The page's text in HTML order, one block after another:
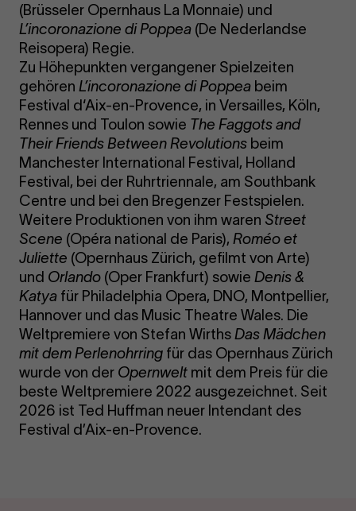
(Brüsseler Opernhaus La Monnaie) und
L’incoronazione di Poppea (De Nederlandse
Reisopera) Regie.
Zu Höhepunkten vergangener Spielzeiten
gehören L’incoronazione di Poppea beim
Festival d‘Aix-en-Provence, in Versailles, Köln,
Rennes und Toulon sowie The Faggots and
Their Friends Between Revolutions beim
Manchester International Festival, Holland
Festival, bei der Ruhrtriennale, am Southbank
Centre und bei den Bregenzer Festspielen.
Weitere Produktionen von ihm waren Street
Scene (Opéra national de Paris), Roméo et
Juliette (Opernhaus Zürich, gefilmt von Arte)
und Orlando (Oper Frankfurt) sowie Denis &
Katya für Philadelphia Opera, DNO, Montpellier,
Hannover und das Music Theatre Wales. Die
Weltpremiere von Stefan Wirths Das Mädchen
mit dem Perlenohrring für das Opernhaus Zürich
wurde von der Opernwelt mit dem Preis für die
beste Weltpremiere 2022 ausgezeichnet. Seit
2026 ist Ted Huffman neuer Intendant des
Festival d’Aix-en-Provence.